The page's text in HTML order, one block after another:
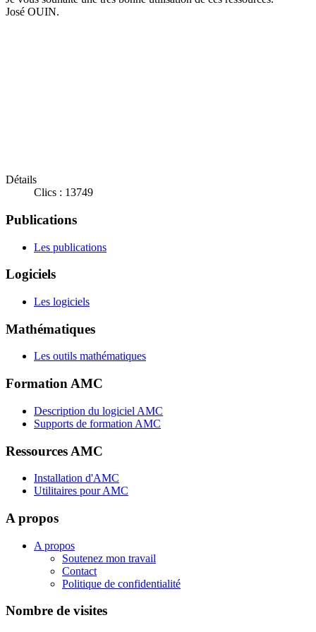
José OUIN.
Détails
Clics : 13749
Publications
Les publications
Logiciels
Les logiciels
Mathématiques
Les outils mathématiques
Formation AMC
Description du logiciel AMC
Supports de formation AMC
Ressources AMC
Installation d'AMC
Utilitaires pour AMC
A propos
A propos
Soutenez mon travail
Contact
Politique de confidentialité
Nombre de visites